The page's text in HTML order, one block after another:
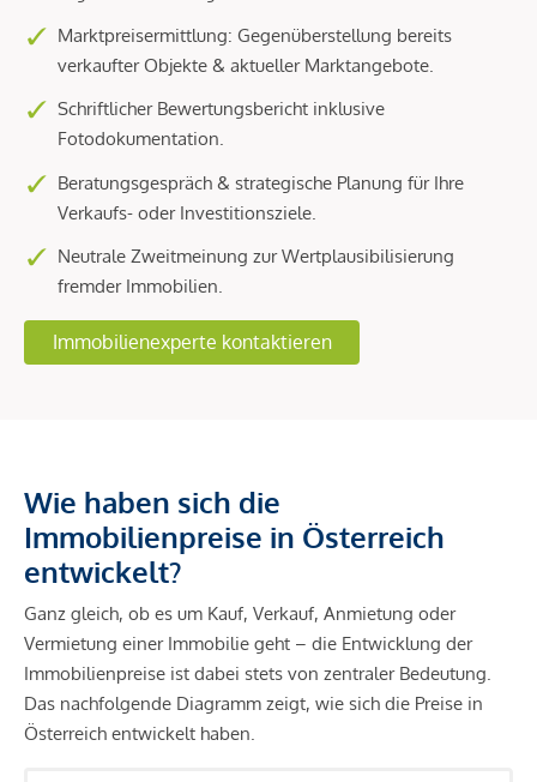
Marktpreisermittlung: Gegenüberstellung bereits
verkaufter Objekte & aktueller Marktangebote.
Schriftlicher Bewertungsbericht inklusive
Fotodokumentation.
Beratungsgespräch & strategische Planung für Ihre
Verkaufs- oder Investitionsziele.
Neutrale Zweitmeinung zur Wertplausibilisierung
fremder Immobilien.
Immobilienexperte kontaktieren
Wie haben sich die
Immobilienpreise in Österreich
entwickelt?
Ganz gleich, ob es um Kauf, Verkauf, Anmietung oder
Vermietung einer Immobilie geht – die Entwicklung der
Immobilienpreise ist dabei stets von zentraler Bedeutung.
Das nachfolgende Diagramm zeigt, wie sich die Preise in
Österreich entwickelt haben.